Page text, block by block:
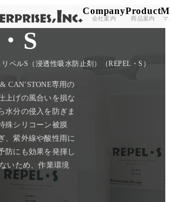
Company
会社案内
Product
商品案内 マ
REPEL・S
S
ペルS（浸透性吸水防止剤）（REPEL・S）
CAN’STONE専用の
上げの風合いを損な
水分の侵入を防ぎま
殊シリコーン被膜
、紫外線や酸性雨に
防にも効果を発揮し
いため、作業環境